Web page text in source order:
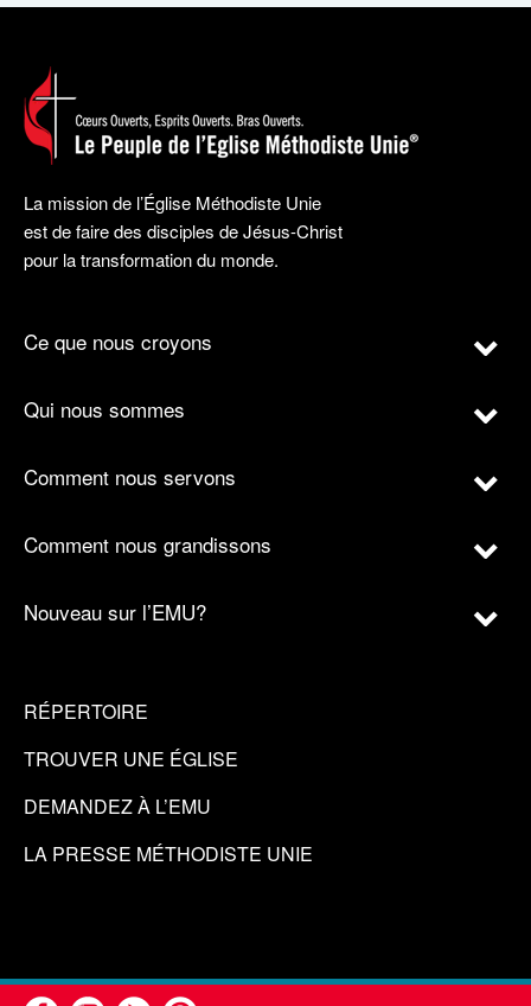
La mission de l’Église Méthodiste Unie
est de faire des disciples de Jésus-Christ
pour la transformation du monde.
Ce que nous croyons
Qui nous sommes
Comment nous servons
Comment nous grandissons
Nouveau sur l’EMU?
RÉPERTOIRE
TROUVER UNE ÉGLISE
DEMANDEZ À L’EMU
LA PRESSE MÉTHODISTE UNIE